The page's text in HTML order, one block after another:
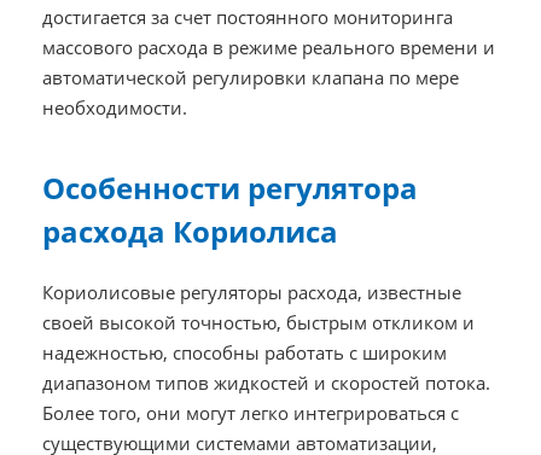
достигается за счет постоянного мониторинга
массового расхода в режиме реального времени и
автоматической регулировки клапана по мере
необходимости.
Особенности регулятора
расхода Кориолиса
Кориолисовые регуляторы расхода, известные
своей высокой точностью, быстрым откликом и
надежностью, способны работать с широким
диапазоном типов жидкостей и скоростей потока.
Более того, они могут легко интегрироваться с
существующими системами автоматизации,